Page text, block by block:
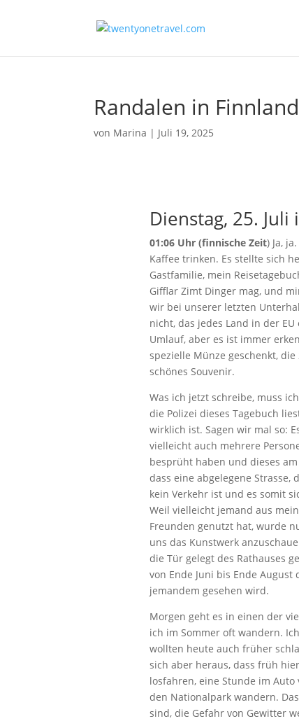
Randalen in Finnland
von Marina | Juli 19, 2025
Dienstag, 25. Juli
01:06 Uhr (finnische Zeit) Ja,
Kaffee trinken. Es stellte sich
Gastfamilie, mein
Gifflar Zimt Dinger mag, und
wir bei unserer letzten
nicht, das jedes Land in der
Umlauf, aber es ist immer
spezielle Münze geschenkt,
schönes Souvenir.
Was ich jetzt schreibe, muss
die Polizei dieses Tagebuch
wirklich ist. Sagen wir mal so:
vielleicht auch mehrere
besprüht haben und dieses
dass eine abgelegene
kein Verkehr ist und es somit
Weil vielleicht jemand aus
Freunden genutzt hat, wurde
uns das Kunstwerk
die Tür gelegt des Rathauses
von Ende Juni bis Ende
jemandem gesehen wird.
Morgen geht es in einen der
ich im Sommer oft wandern.
wollten heute auch früher
sich aber heraus, dass früh
losfahren, eine Stunde im
den Nationalpark wandern.
sind, die Gefahr von Gewitter